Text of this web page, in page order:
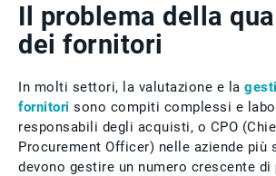
Il problema della
dei fornitori
In molti settori, la valutazione e la
fornitori sono compiti complessi e
responsabili degli acquisti, o CPO
Procurement Officer) nelle aziende più
devono gestire un numero crescente di